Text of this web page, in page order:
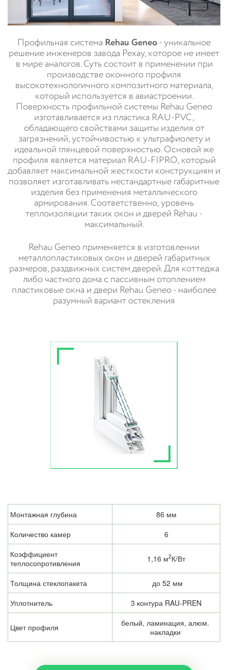
Профильная система Rehau Geneo- уникальное
решение инженеров завода Рехау, которое не имеет
в мире аналогов. Суть состоит в применении при
производстве оконного профиля
высокотехнологичного композитного материала,
который используется в авиастроении.
Поверхность профильной системы Rehau Geneo
изготавливается из пластика RAU-PVC,
обладающего свойствами защиты изделия от
загрязнений, устойчивостью к ультрафиолету и
идеальной глянцевой поверхностью. Основой же
профиля является материал RAU-FIPRO, который
добавляет максимальной жесткости конструкциям и
позволяет изготавливать нестандартные габаритные
изделия без применения металлического
армирования. Соответственно, уровень
теплоизоляции таких окон и дверей Rehau -
максимальный.
Rehau Geneo применяется в изготовлении
металлопластиковых окон и дверей габаритных
размеров, раздвижных систем дверей. Для коттеджа
либо частного дома с пассивным отоплением
пластиковые окна и двери Rehau Geneo - наиболее
разумный вариант остекления
Монтажная глубина
86 мм
Количество камер
6
Коэффициент
теплосопротивления
1,16 м2К/Вт
Толщина стеклопакета
до 52 мм
Уплотнитель
3 контура RAU-PREN
Цвет профиля
белый, ламинация, алюм.
накладки